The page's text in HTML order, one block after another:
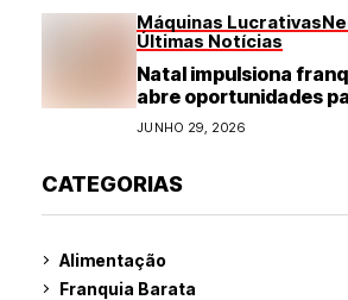
Máquinas Lucrativas
Últimas Notícias
Natal impulsiona
abre oportunidades
diversos segmentos do
JUNHO 29, 2026
CATEGORIAS
Alimentação
Franquia Barata